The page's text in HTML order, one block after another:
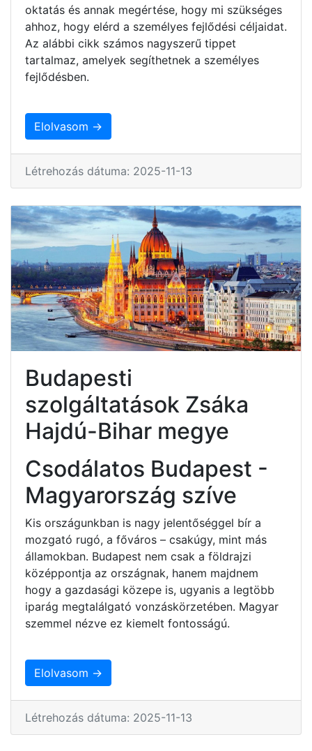
oktatás és annak megértése, hogy mi szükséges
ahhoz, hogy elérd a személyes fejlődési céljaidat.
Az alábbi cikk számos nagyszerű tippet
tartalmaz, amelyek segíthetnek a személyes
fejlődésben.
Elolvasom →
Létrehozás dátuma: 2025-11-13
Budapesti
szolgáltatások Zsáka
Hajdú-Bihar megye
Csodálatos Budapest -
Magyarország szíve
Kis országunkban is nagy jelentőséggel bír a
mozgató rugó, a főváros – csakúgy, mint más
államokban. Budapest nem csak a földrajzi
középpontja az országnak, hanem majdnem
hogy a gazdasági közepe is, ugyanis a legtöbb
iparág megtalálgató vonzáskörzetében. Magyar
szemmel nézve ez kiemelt fontosságú.
Elolvasom →
Létrehozás dátuma: 2025-11-13